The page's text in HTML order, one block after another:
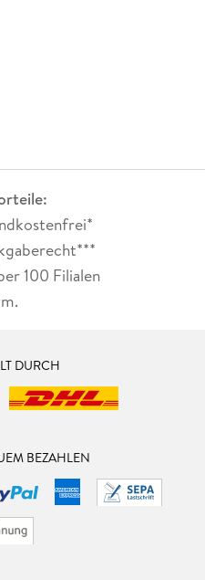
100 Filialen
DURCH
BEZAHLEN